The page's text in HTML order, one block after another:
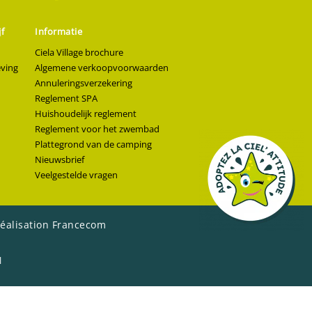
Informatie
Ciela Village brochure
Algemene verkoopvoorwaarden
Annuleringsverzekering
Reglement SPA
Huishoudelijk reglement
Reglement voor het zwembad
Plattegrond van de camping
Nieuwsbrief
Veelgestelde vragen
Francecom